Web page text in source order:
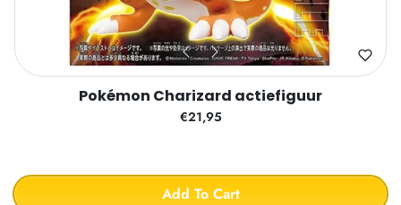
Pokémon Charizard actiefiguur
€21,95
Add To Cart